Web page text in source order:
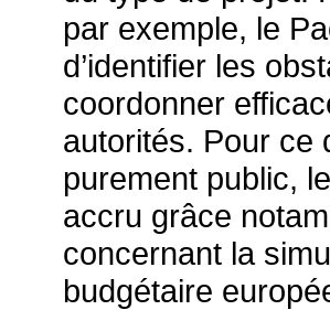
par exemple, le
d’identifier les
coordonner
autorités. Pour ce
purement public,
accru grâce
concernant la
budgétaire